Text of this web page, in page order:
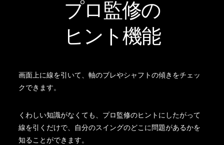
プロ監修の
ヒント機能
画面上に線を引いて、軸のブレやシャフトの傾きをチェッ
クできます。
くわしい知識がなくても、プロ監修のヒントにしたがって
線を引くだけで、自分のスイングのどこに問題があるかを
知ることができます。